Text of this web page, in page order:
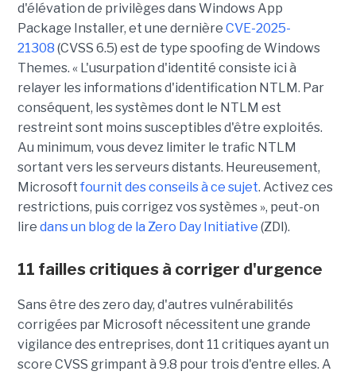
d'élévation de privilèges dans Windows App
Package Installer, et une dernière CVE-2025-
21308 (CVSS 6.5) est de type spoofing de Windows
Themes. « L'usurpation d'identité consiste ici à
relayer les informations d'identification NTLM. Par
conséquent, les systèmes dont le NTLM est
restreint sont moins susceptibles d'être exploités.
Au minimum, vous devez limiter le trafic NTLM
sortant vers les serveurs distants. Heureusement,
Microsoft fournit des conseils à ce sujet. Activez ces
restrictions, puis corrigez vos systèmes », peut-on
lire dans un blog de la Zero Day Initiative (ZDI).
11 failles critiques à corriger d'urgence
Sans être des zero day, d'autres vulnérabilités
corrigées par Microsoft nécessitent une grande
vigilance des entreprises, dont 11 critiques ayant un
score CVSS grimpant à 9.8 pour trois d'entre elles. A